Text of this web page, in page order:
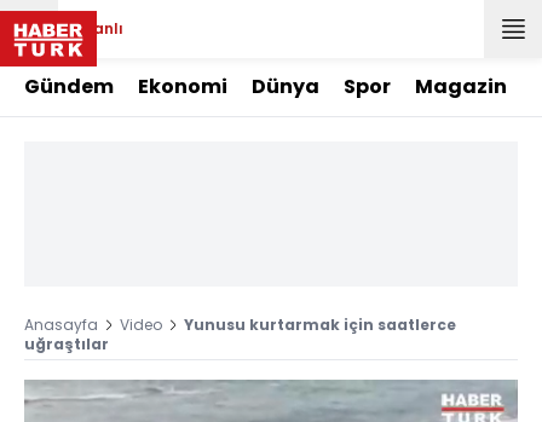
Canlı
Gündem Ekonomi Dünya Spor Magazin
Anasayfa Video
Yunusu kurtarmak için saatlerce
uğraştılar